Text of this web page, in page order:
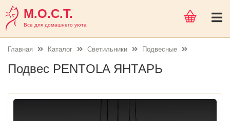
М.О.С.Т.
Все для домашнего уюта
Главная Каталог Светильники Подвесные
Подвес PENTOLA ЯНТАРЬ